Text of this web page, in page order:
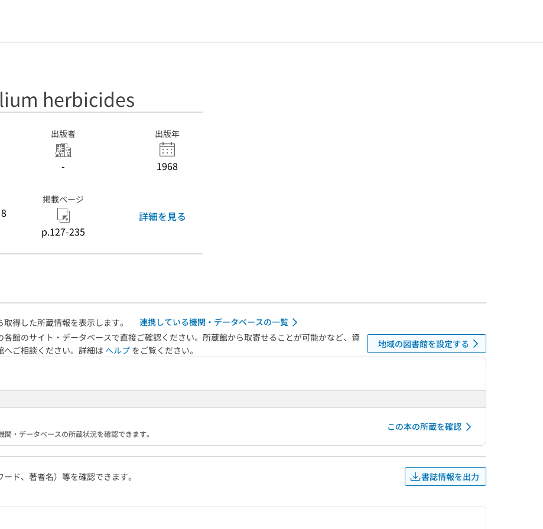
herbicides
出版者
-
出版年
1968
掲載ページ
p.127-235
詳細を見る
得した所蔵情報を表示します。
連携している機関・データベースの一覧
館のサイト・データベースで直接ご確認ください。所蔵館から取寄せることが可能かなど、資
ご相談ください。詳細は ヘルプ をご覧ください。
地域の図書館を設定する
・データベースの所蔵状況を確認できます。
この本の所蔵を確認
ド、著者名）等を確認できます。 書誌情報を出力